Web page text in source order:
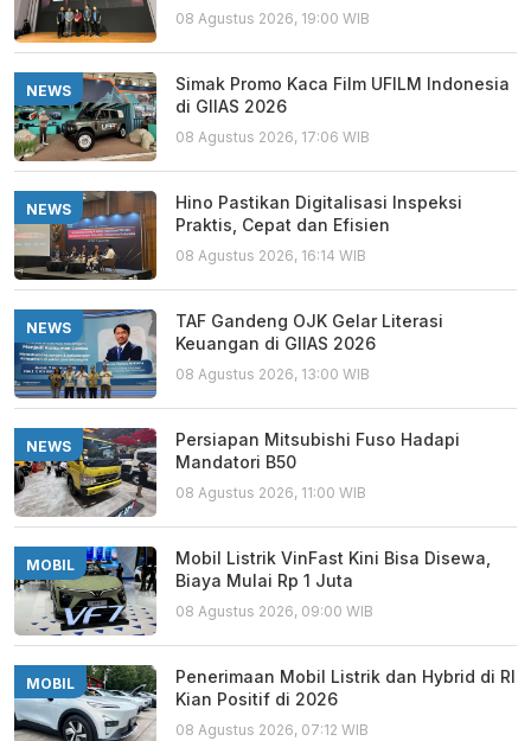
08 Agustus 2026, 19:00 WIB
NEWS
Simak Promo Kaca Film UFILM Indonesia
di GIIAS 2026
08 Agustus 2026, 17:06 WIB
NEWS
Hino Pastikan Digitalisasi Inspeksi
Praktis, Cepat dan Efisien
08 Agustus 2026, 16:14 WIB
NEWS
TAF Gandeng OJK Gelar Literasi
Keuangan di GIIAS 2026
08 Agustus 2026, 13:00 WIB
NEWS
Persiapan Mitsubishi Fuso Hadapi
Mandatori B50
08 Agustus 2026, 11:00 WIB
MOBIL
Mobil Listrik VinFast Kini Bisa Disewa,
Biaya Mulai Rp 1 Juta
08 Agustus 2026, 09:00 WIB
MOBIL
Penerimaan Mobil Listrik dan Hybrid di RI
Kian Positif di 2026
08 Agustus 2026, 07:12 WIB